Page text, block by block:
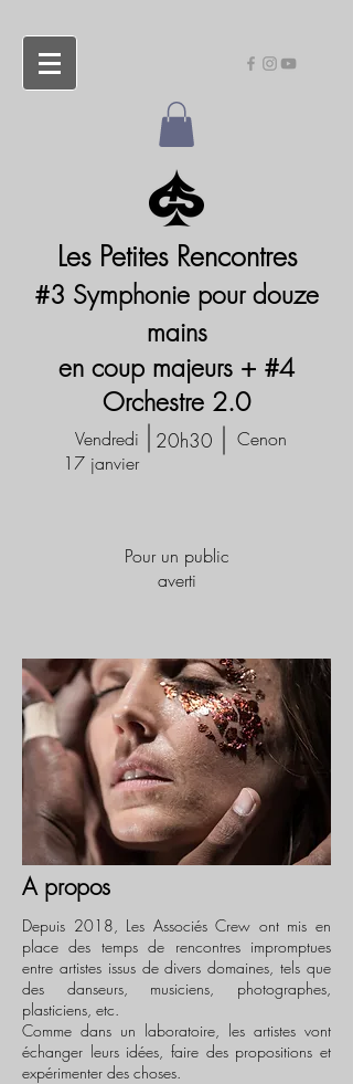
Les Petites Rencontres
#3 Symphonie pour douze
mains
en coup majeurs + #4
Orchestre 2.0
Cenon
20h30
Vendredi
17 janvier
Pour un public
averti
A propos
Depuis 2018, Les Associés Crew ont mis en
place des temps de rencontres impromptues
entre artistes issus de divers domaines, tels que
des danseurs, musiciens, photographes,
plasticiens, etc.
Comme dans un laboratoire, les artistes vont
échanger leurs idées, faire des propositions et
expérimenter des choses.